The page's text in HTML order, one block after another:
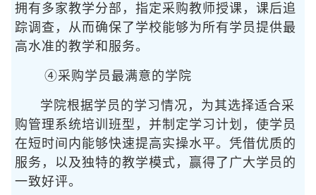
拥有多家教学分部，指定采购教师授课，课后追
踪调查，从而确保了学校能够为所有学员提供最
高水准的教学和服务。
④采购学员最满意的学院
学院根据学员的学习情况，为其选择适合采
购管理系统培训班型，并制定学习计划，使学员
在短时间内能够快速提高实操水平。凭借优质的
服务，以及独特的教学模式，赢得了广大学员的
一致好评。